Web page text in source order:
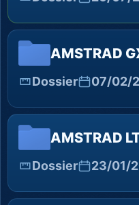
AMSTRAD
Dossier 07/02/
AMSTRAD
Dossier 23/01/